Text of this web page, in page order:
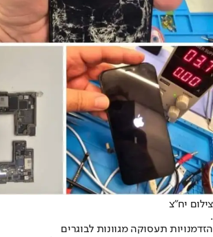
צילום יח”צ
.
הזדמנויות תעסוקה מגוונות לבוגרים